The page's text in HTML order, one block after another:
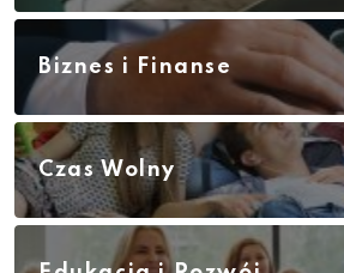
Biznes i Finanse
Czas Wolny